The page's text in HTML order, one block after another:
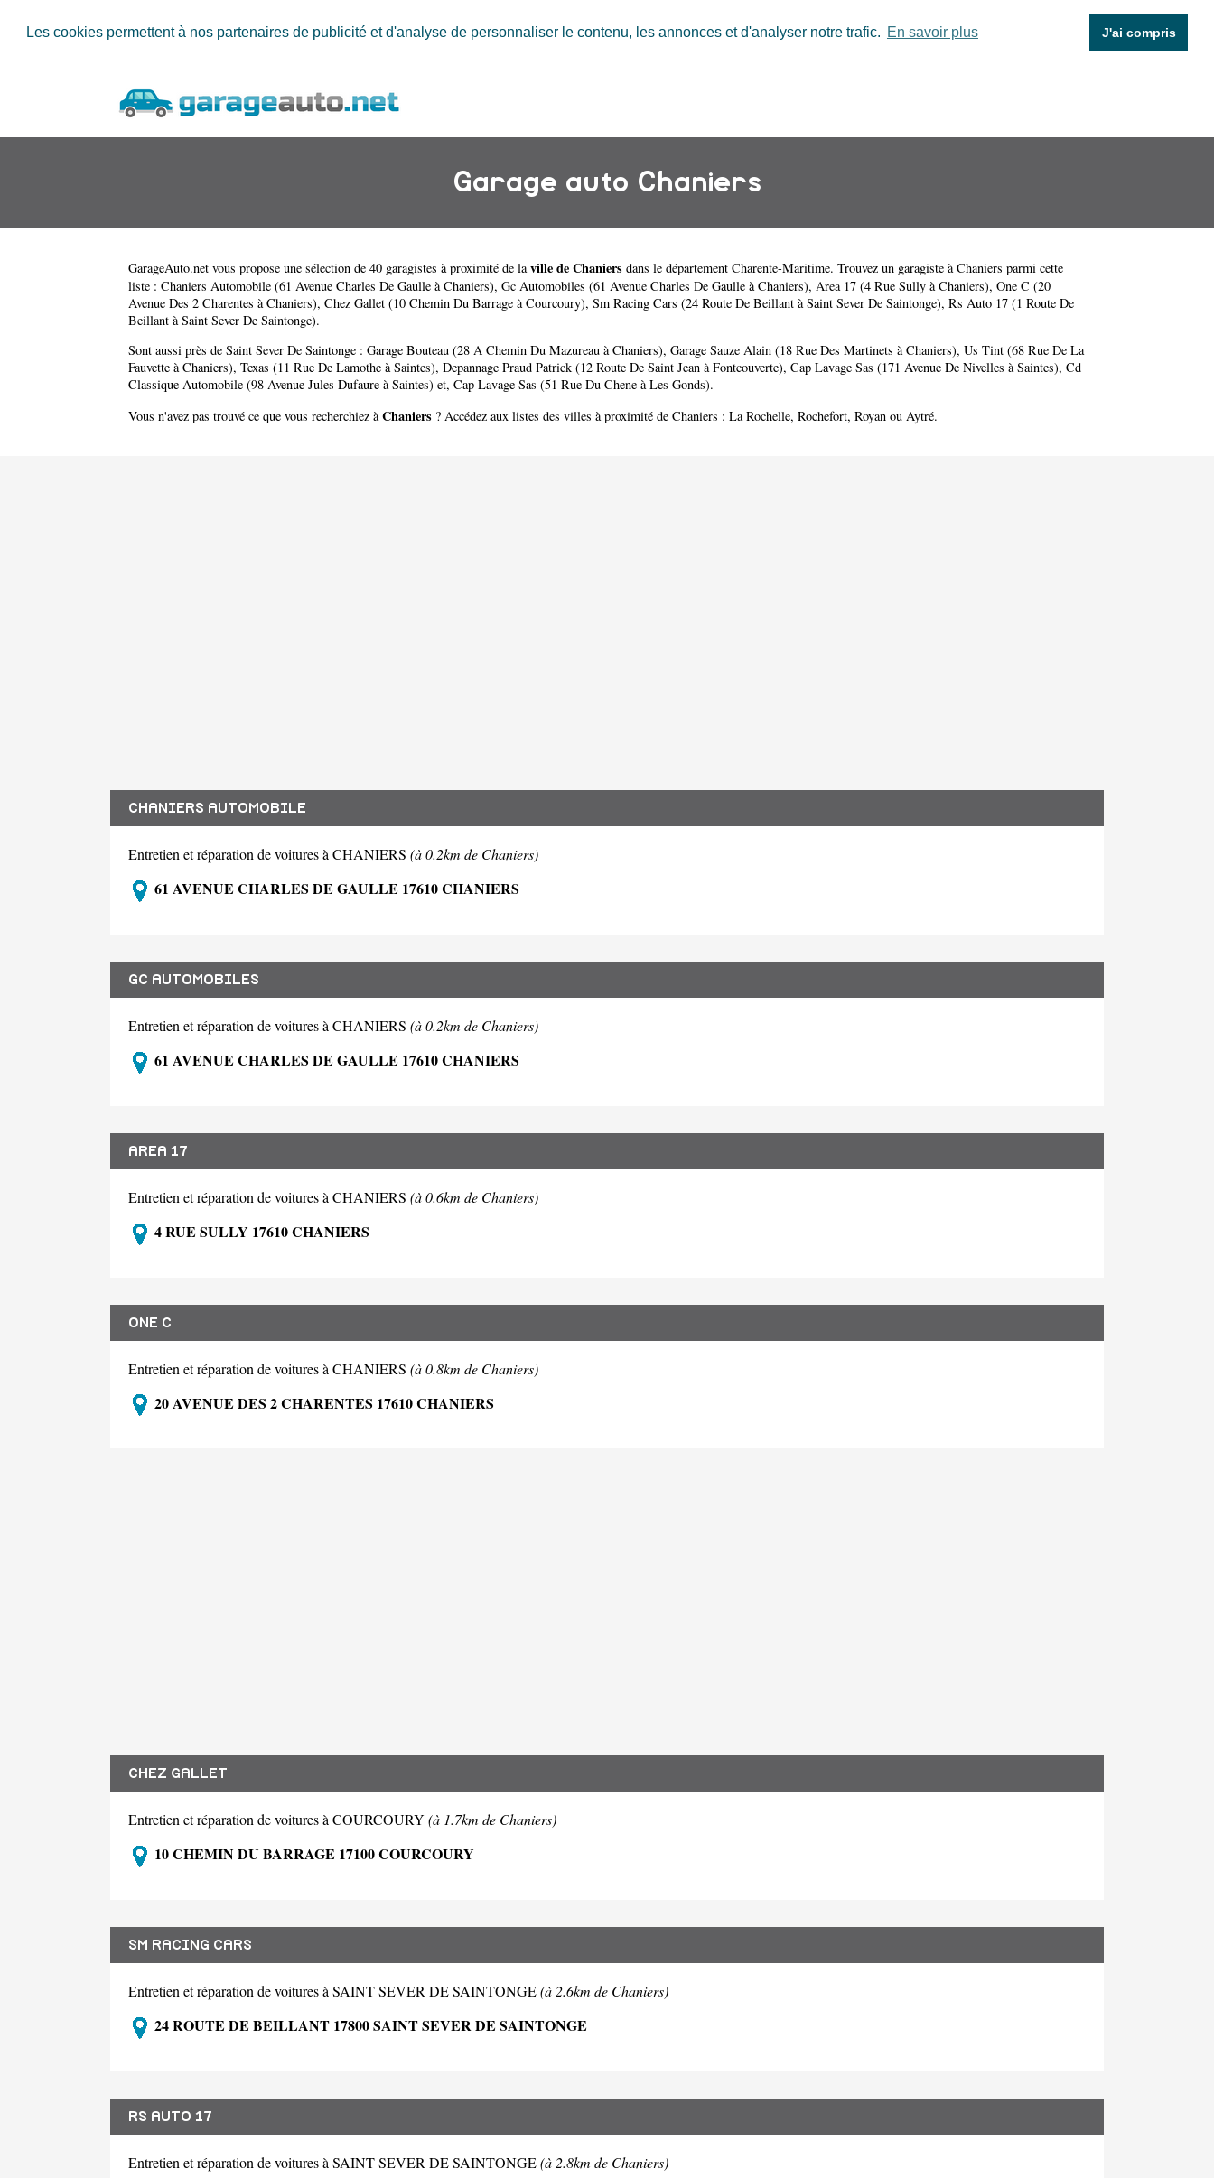
Les cookies permettent à nos partenaires de publicité et d'analyse de personnaliser le contenu, les annonces et d'analyser notre trafic. En savoir plus J'ai compris
Garage auto Chaniers
GarageAuto.net vous propose une sélection de 40 garagistes à proximité de laville de Chaniers dans le département Charente-Maritime. Trouvez un garagiste à Chaniers parmi cette
liste : Chaniers Automobile (61 Avenue Charles De Gaulle à Chaniers), Gc Automobiles (61 Avenue Charles De Gaulle à Chaniers), Area 17 (4 Rue Sully à Chaniers), One C (20
Avenue Des 2 Charentes à Chaniers), Chez Gallet (10 Chemin Du Barrage à Courcoury), Sm Racing Cars (24 Route De Beillant à Saint Sever De Saintonge), Rs Auto 17 (1 Route De
Beillant à Saint Sever De Saintonge).
Sont aussi près de Saint Sever De Saintonge : Garage Bouteau (28 A Chemin Du Mazureau à Chaniers), Garage Sauze Alain (18 Rue Des Martinets à Chaniers), Us Tint (68 Rue De La
Fauvette à Chaniers), Texas (11 Rue De Lamothe à Saintes), Depannage Praud Patrick (12 Route De Saint Jean à Fontcouverte), Cap Lavage Sas (171 Avenue De Nivelles à Saintes), Cd
Classique Automobile (98 Avenue Jules Dufaure à Saintes) et, Cap Lavage Sas (51 Rue Du Chene à Les Gonds).
Vous n'avez pas trouvé ce que vous recherchiez à Chaniers ? Accédez aux listes des villes à proximité de Chaniers : La Rochelle, Rochefort, Royan ou Aytré.
CHANIERS AUTOMOBILE
Entretien et réparation de voitures à CHANIERS (à 0.2km de Chaniers)
61 AVENUE CHARLES DE GAULLE 17610 CHANIERS
GC AUTOMOBILES
Entretien et réparation de voitures à CHANIERS (à 0.2km de Chaniers)
61 AVENUE CHARLES DE GAULLE 17610 CHANIERS
AREA 17
Entretien et réparation de voitures à CHANIERS (à 0.6km de Chaniers)
4 RUE SULLY 17610 CHANIERS
ONE C
Entretien et réparation de voitures à CHANIERS (à 0.8km de Chaniers)
20 AVENUE DES 2 CHARENTES 17610 CHANIERS
CHEZ GALLET
Entretien et réparation de voitures à COURCOURY (à 1.7km de Chaniers)
10 CHEMIN DU BARRAGE 17100 COURCOURY
SM RACING CARS
Entretien et réparation de voitures à SAINT SEVER DE SAINTONGE(à 2.6km de Chaniers)
24 ROUTE DE BEILLANT 17800 SAINT SEVER DE SAINTONGE
RS AUTO 17
Entretien et réparation de voitures à SAINT SEVER DE SAINTONGE(à 2.8km de Chaniers)